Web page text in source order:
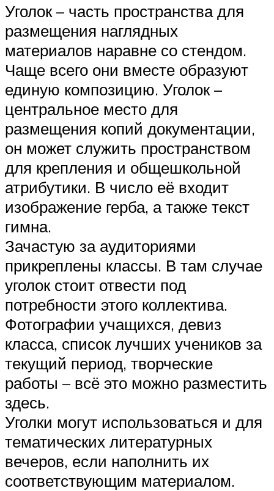
Уголок – часть пространства для
размещения наглядных
материалов наравне со стендом.
Чаще всего они вместе образуют
единую композицию. Уголок –
центральное место для
размещения копий документации,
он может служить пространством
для крепления и общешкольной
атрибутики. В число её входит
изображение герба, а также текст
гимна.
Зачастую за аудиториями
прикреплены классы. В там случае
уголок стоит отвести под
потребности этого коллектива.
Фотографии учащихся, девиз
класса, список лучших учеников за
текущий период, творческие
работы – всё это можно разместить
здесь.
Уголки могут использоваться и для
тематических литературных
вечеров, если наполнить их
соответствующим материалом.